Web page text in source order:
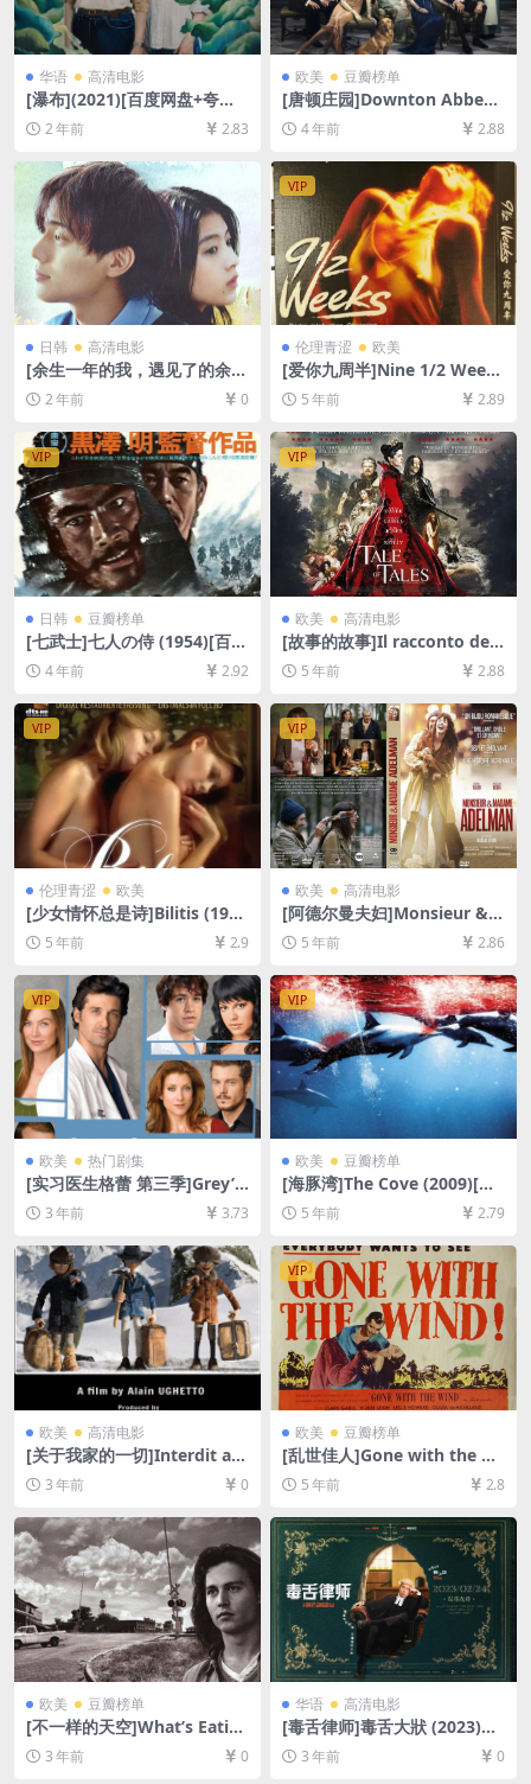
华语 高清电影
[瀑布](2021)[百度网盘+夸克
网盘1080P超清未删减资源]
[网盘在线播放/下载][MP4/3.
2 年前 2.83
欧美 豆瓣榜单
[唐顿庄园]Downton Abbey
(2019)[百度网盘+迅雷云盘资
源1080P超清未删减][MP4/7.
4 年前 2.88
日韩 高清电影
[余生一年的我，遇见了的余生
半年的你的故事](2024)[百度
网盘+夸克网盘1080P超清未
删减资源][网盘在线播放/下
载][MP4/7.3GB][中文字幕]
2 年前 0
VIP
伦理青涩 欧美
[爱你九周半]Nine 1/2 Weeks
(1986)[百度网盘+迅雷云盘资
源1080P超清未删减][MP4/7.
0GB][中英字幕]【视频文件
+防和谐压缩包（含解压密
码）】
5 年前 2.89
VIP
日韩 豆瓣榜单
[七武士]七人の侍 (1954)[百度
网盘+迅雷云盘资源1080P超
清未删减][MP4/10GB][日语
中字]
4 年前 2.92
VIP
欧美 高清电影
[故事的故事]Il racconto dei
racconti (2015)[百度网盘+迅
雷云盘资源1080P超清未删减]
[MP4/8.7GB][中英字幕]
5 年前 2.88
VIP
伦理青涩 欧美
[少女情怀总是诗]Bilitis (197
7)[百度网盘+迅雷云盘资源10
80P超清未删减][MP4/6.0GB]
压缩包（含解压密码）】
5 年前 2.9
VIP
欧美 高清电影
[阿德尔曼夫妇]Monsieur &
Madame Adelman (2017)
[百度网盘+迅雷云盘资源1080
法字幕]
5 年前 2.86
VIP
欧美 热门剧集
[实习医生格蕾 第三季]Grey’s
Anatomy Season 3 (2006)
[百度网盘+夸克网盘1080P超
清未删减资源][网盘在线播放/
下载][MP4/69GB][奈飞官方
中字]
3 年前 3.73
VIP
欧美 豆瓣榜单
[海豚湾]The Cove (2009)[百
度网盘+迅雷云盘资源1080P
超清未删减][MP4/5.8GB][中
英字幕]
5 年前 2.79
欧美 高清电影
[关于我家的一切]Interdit au
x chiens et aux italiens (20
22)[百度网盘+迅雷云盘资源1
080P超清未删减][MP4/4GB]
[中英字幕]
3 年前 0
VIP
欧美 豆瓣榜单
[乱世佳人]Gone with the Wi
nd (1939)[百度网盘+迅雷云
盘资源1080P超清未删减][MP
4/15GB][中英字幕]
5 年前 2.8
欧美 豆瓣榜单
[不一样的天空]What’s Eatin
g Gilbert Grape (1993)[百度
网盘+夸克网盘1080P超清未
3 年前 0
华语 高清电影
[毒舌律师]毒舌大狀 (2023)国
语&粤语[百度网盘+迅雷云盘
资源1080P超清未删减][MKV/
3 年前 0